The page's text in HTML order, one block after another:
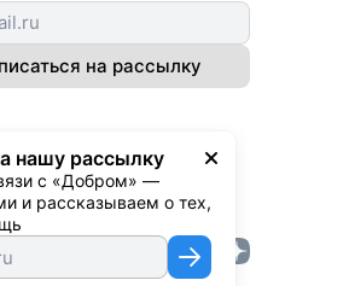
нашу рассылку
с «Добром» —
и рассказываем о тех,
на рассылку